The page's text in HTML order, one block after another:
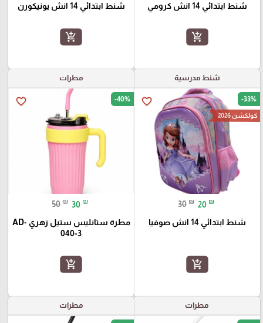
شنط ابتدائي 14 انش كرومي
add_shopping_cart
شنط ابتدائي 14 انش يونيكورن
add_shopping_cart
شنط مدرسية
favorite_border -33%
كولكشن 2026
30 ₪ 20 ₪
شنط ابتدائي 14 انش صوفيا
add_shopping_cart
مطرات
favorite_border -40%
50 ₪ 30 ₪
مطرة ستانليس ستيل زهري AD-
040-3
add_shopping_cart
مطرات مطرات